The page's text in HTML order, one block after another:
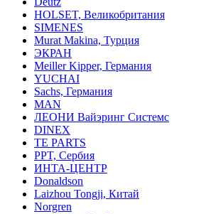
HOLSET, Великобритания
SIMENES
Murat Makina, Турция
ЭКРАН
Meiller Kipper, Германия
YUCHAI
Sachs, Германия
MAN
ЛЕОНИ Вайэринг Системс
DINEX
TE PARTS
PPT, Сербия
ИНТА-ЦЕНТР
Donaldson
Laizhou Tongji, Китай
Norgren